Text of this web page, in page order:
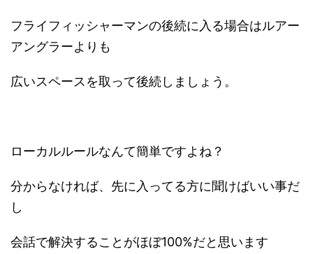
フライフィッシャーマンの後続に入る場合はルアー
アングラーよりも
広いスペースを取って後続しましょう。
ローカルルールなんて簡単ですよね？
分からなければ、先に入ってる方に聞けばいい事だ
し
会話で解決することがほぼ100%だと思います